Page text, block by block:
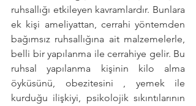
ruhsallığı etkileyen kavramlardır. Bunlara
ek kişi ameliyattan, cerrahi yöntemden
bağımsız ruhsallığına ait malzemelerle,
belli bir yapılanma ile cerrahiye gelir. Bu
ruhsal yapılanma kişinin kilo alma
öyküsünü, obezitesini , yemek ile
kurduğu ilişkiyi, psikolojik sıkıntılarının